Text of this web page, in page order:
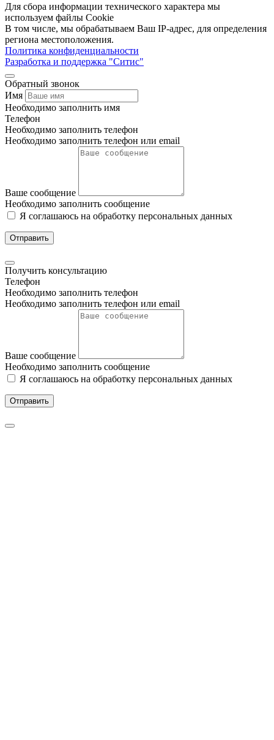
Для сбора информации технического характера мы
используем файлы Cookie
В том числе, мы обрабатываем Ваш IP-адрес, для определения
региона местоположения.
Политика конфиденциальности
Разработка и поддержка "Ситис"
Обратный звонок
Имя
Необходимо заполнить имя
Телефон
Необходимо заполнить телефон
Необходимо заполнить телефон или email
Ваше сообщение
Необходимо заполнить сообщение
Я соглашаюсь на обработку персональных данных
Отправить
Получить консультацию
Телефон
Необходимо заполнить телефон
Необходимо заполнить телефон или email
Ваше сообщение
Необходимо заполнить сообщение
Я соглашаюсь на обработку персональных данных
Отправить